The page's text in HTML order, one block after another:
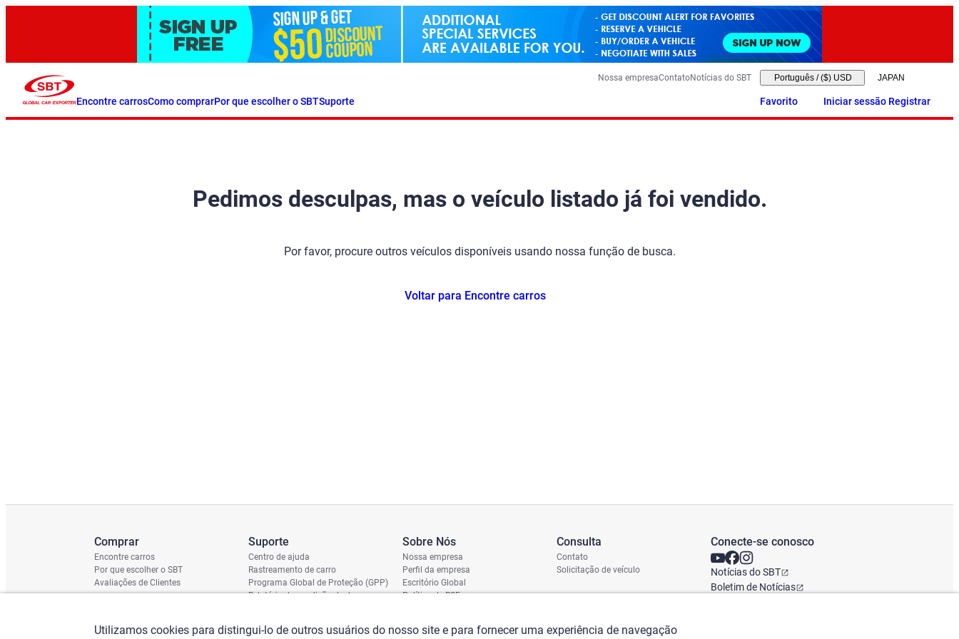
Encontre carrosComo comprarPor que escolher o SBTSuporte
Nossa empresaContatoNotícias do SBT Português / ($) USD
Favorito Iniciar sessão Registrar
Pedimos desculpas, mas o veículo listado já foi vendido.
Por favor, procure outros veículos disponíveis usando nossa função de busca.
Voltar para Encontre carros
Comprar
Encontre carros
Por que escolher o SBT
Avaliações de Clientes
Suporte
Centro de ajuda
Rastreamento de carro
Programa Global de Proteção (GPP)
Relatório de condição de dano
Sobre Nós
Nossa empresa
Perfil da empresa
Escritório Global
Política de RSE
Consulta
Contato
Solicitação de veículo
Conecte-se conosco
Notícias do SBT
Boletim de Notícias
Utilizamos cookies para distingui-lo de outros usuários do nosso site e para fornecer uma experiência de navegação